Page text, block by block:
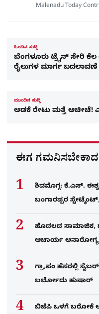
Malenadu Today
ಹಿಂದಿನ ಸುದ್ದಿ
ಬೆಂಗಳೂರು ಟ್ರೈನ್​ ಸೇರಿ ಕೆಲ
ರೈಲುಗಳ ಮಾರ್ಗ ಬದಲಾವಣೆ
ಮುಂದಿನ ಸುದ್ದಿ
ಅಡಕೆ ರೇಟು ಮತ್ತೆ ಆಚೀಚೆ!
ಈಗ
ಶಿವಮೊಗ್ಗ: ಕೆ.ಎಸ್.
ಬಂಗಾರಪ್ಪರ
ಹೊದಲದ ಸಾಮಾಜಿಕ,
ಆಚಾರ್ಯ
ಗ್ರಾ,ಪಂ ಹೆಸರಲ್ಲಿ
ಬರ್ಬೋದು ಹುಷಾರ್​​
ಬಿಜೆಪಿ ಒಳಗೆ ಬರೋಕೆ